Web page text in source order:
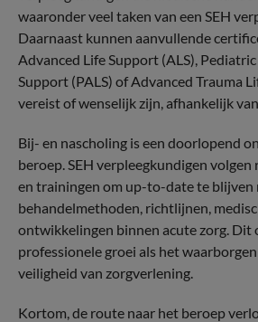
waaronder veel taken van een SEH
Daarnaast kunnen aanvullende
Advanced Life Support (ALS),
Support (PALS) of Advanced Trauma
vereist of wenselijk zijn, afhankelijk
Bij- en nascholing is een doorlopend
beroep. SEH verpleegkundigen volgen
en trainingen om up-to-date te blijven
behandelmethoden, richtlijnen,
ontwikkelingen binnen acute zorg. Dit
professionele groei als het
veiligheid van zorgverlening.
Kortom, de route naar het beroep